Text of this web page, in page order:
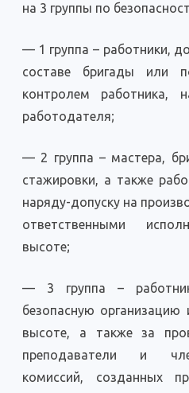
на 3 группы по
— 1 группа – работники,
составе бригады или
контролем работника,
работодателя;
— 2 группа – мастера,
стажировки, а также
наряду-допуску на
ответственными
высоте;
— 3 группа –
безопасную
высоте, а также за
преподаватели и
комиссий, созданных